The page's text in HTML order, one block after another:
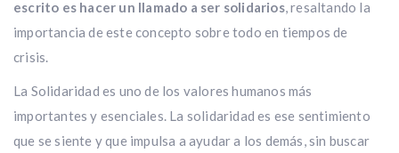
escrito es hacer un llamado a ser solidarios, resaltando la
importancia de este concepto sobre todo en tiempos de
crisis.
La Solidaridad es uno de los valores humanos más
importantes y esenciales. La solidaridad es ese sentimiento
que se siente y que impulsa a ayudar a los demás, sin buscar